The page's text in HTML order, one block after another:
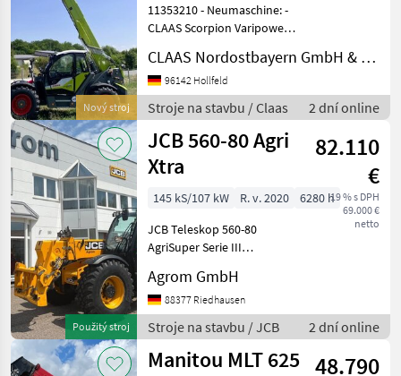
Nový stroj
11353210 - Neumaschine: -
CLAAS Scorpion Varipower2
Technikjahr: 2026 -
Betriebsstunden: ca. 5 h -
Teleskoplader mit 8, 79m
Aushubhöhe und 6.000k
CLAAS Nordostbayern GmbH & Co. KG, Hollfeld
96142 Hollfeld
Stroje na stavbu / Claas 2 dní online
Použitý stroj
JCB 560-80 Agri
Xtra
82.110
€
19 % s DPH
69.000 €
netto
145 kS/107 kW R. v. 2020
6280 h
JCB Teleskop 560-80
AgriSuper Serie III
(T4f), T1A, JCB EcoMAX
Motor der Abgasstufe IV mit
AdBlue ohne DPF; 6-Gang
Powershiftgetriebe; 40km/
Agrom GmbH
88377 Riedhausen
Stroje na stavbu / JCB 2 dní online
Manitou MLT 625 48.790